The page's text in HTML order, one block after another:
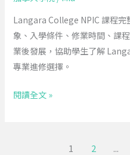
Langara College NPIC 課程完
象、入學條件、修業時間、課
業後發展，協助學生了解
專業進修選擇。
護
理
師
申
條
閱讀全文 »
1 2 ...